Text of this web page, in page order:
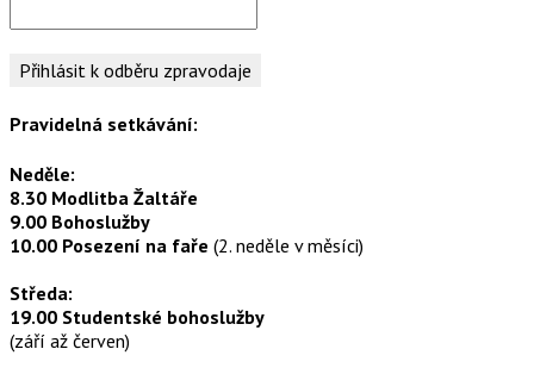
Pravidelná setkávání:
Neděle:
8.30 Modlitba Žaltáře
9.00 Bohoslužby
10.00 Posezení na faře (2. neděle v měsíci)
Středa:
19.00 Studentské bohoslužby
(září až červen)